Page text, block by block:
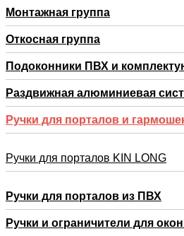
Монтажная группа
Откосная группа
Подоконники ПВХ и
Раздвижная алюминиевая
Ручки для порталов и
Ручки для порталов KIN LONG
Ручки для порталов из ПВХ
Ручки и ограничители для